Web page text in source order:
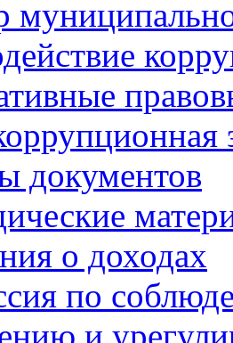
документов
о доходах
по